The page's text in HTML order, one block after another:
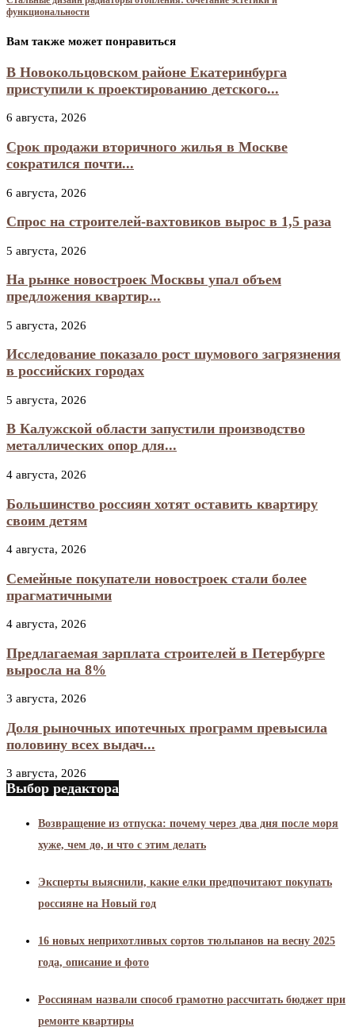
функциональности
Вам также может понравиться
В Новокольцовском районе Екатеринбурга
приступили к проектированию детского...
6 августа, 2026
Срок продажи вторичного жилья в Москве
сократился почти...
6 августа, 2026
Спрос на строителей-вахтовиков вырос в 1,5 раза
5 августа, 2026
На рынке новостроек Москвы упал объем
предложения квартир...
5 августа, 2026
Исследование показало рост шумового загрязнения
в российских городах
5 августа, 2026
В Калужской области запустили производство
металлических опор для...
4 августа, 2026
Большинство россиян хотят оставить квартиру
своим детям
4 августа, 2026
Семейные покупатели новостроек стали более
прагматичными
4 августа, 2026
Предлагаемая зарплата строителей в Петербурге
выросла на 8%
3 августа, 2026
Доля рыночных ипотечных программ превысила
половину всех выдач...
3 августа, 2026
Выбор редактора
Возвращение из отпуска: почему через два дня после моря
хуже, чем до, и что с этим делать
Эксперты выяснили, какие елки предпочитают покупать
россияне на Новый год
16 новых неприхотливых сортов тюльпанов на весну 2025
года, описание и фото
Россиянам назвали способ грамотно рассчитать бюджет при
ремонте квартиры